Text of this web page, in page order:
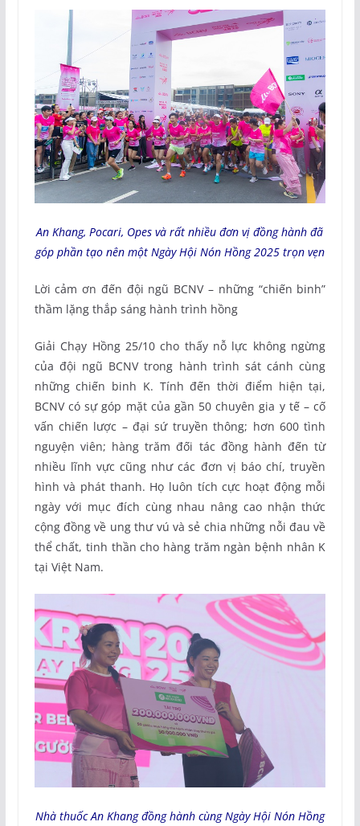
An Khang, Pocari, Opes và rất nhiều đơn vị đồng hành đã
góp phần tạo nên một Ngày Hội Nón Hồng 2025 trọn vẹn
Lời cảm ơn đến đội ngũ BCNV – những “chiến binh”
thầm lặng thắp sáng hành trình hồng
Giải Chạy Hồng 25/10 cho thấy nỗ lực không ngừng
của đội ngũ BCNV trong hành trình sát cánh cùng
những chiến binh K. Tính đến thời điểm hiện tại,
BCNV có sự góp mặt của gần 50 chuyên gia y tế – cố
vấn chiến lược – đại sứ truyền thông; hơn 600 tình
nguyện viên; hàng trăm đối tác đồng hành đến từ
nhiều lĩnh vực cũng như các đơn vị báo chí, truyền
hình và phát thanh. Họ luôn tích cực hoạt động mỗi
ngày với mục đích cùng nhau nâng cao nhận thức
cộng đồng về ung thư vú và sẻ chia những nỗi đau về
thể chất, tinh thần cho hàng trăm ngàn bệnh nhân K
tại Việt Nam.
Nhà thuốc An Khang đồng hành cùng Ngày Hội Nón Hồng